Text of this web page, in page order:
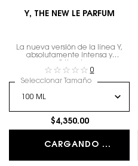
Y, THE NEW LE PARFUM
La nueva versión de la línea Y,
absolutamente intensa y
0
Seleccionar Tamaño
$4,350.00
CARGANDO ...